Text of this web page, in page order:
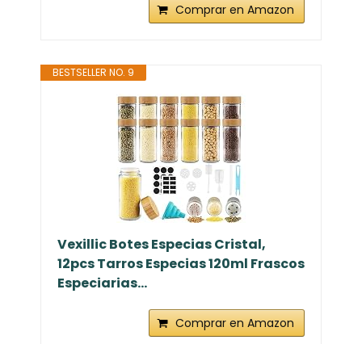
Comprar en Amazon
BESTSELLER NO. 9
Vexillic Botes Especias Cristal,
12pcs Tarros Especias 120ml Frascos
Especiarias...
Comprar en Amazon